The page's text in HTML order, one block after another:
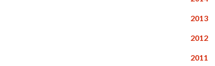
2013
2012
2011